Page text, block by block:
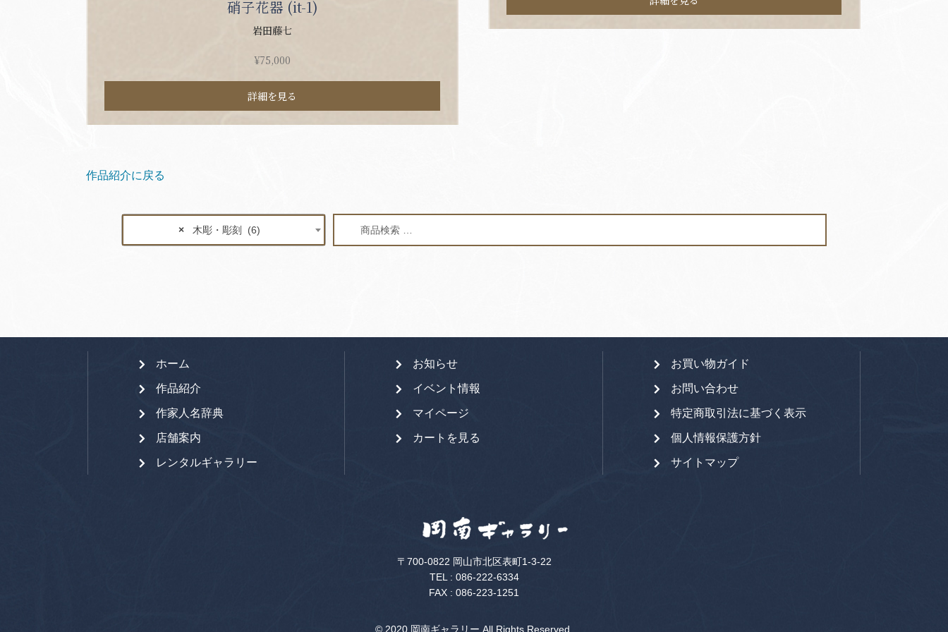
硝子花器 (it-1)
岩田藤七
¥75,000
詳細を見る
作品紹介に戻る
× 木彫・彫刻 (6)
ホーム
作品紹介
作家人名辞典
店舗案内
レンタルギャラリー
お知らせ
イベント情報
マイページ
カートを見る
お買い物ガイド
お問い合わせ
特定商取引法に基づく表示
個人情報保護方針
サイトマップ
〒700-0822 岡山市北区表町1-3-22
TEL : 086-222-6334
FAX : 086-223-1251
© 2020 岡南ギャラリー All Rights Reserved.